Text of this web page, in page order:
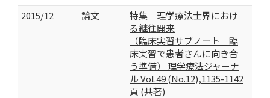
2015/12
論文
特集 理学療法士界におけ
る継往開来
（臨床実習サブノート 臨
床実習で患者さんに向き合
う準備） 理学療法ジャーナ
ル Vol.49 (No.12),1135-1142
頁 (共著)